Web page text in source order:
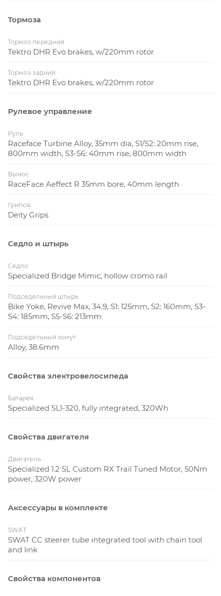
приложением Specialized App. Регулируйте уровень
воздуху гарантируют, что ваш велосипед будет
полностью интегрируется с приложением
Specialized App, предлагая персональные настройки
такие как Smart Control и Turbo System Lock.
Тормоза
Тормоз передний
Tektro DHR Evo brakes, w/220mm rotor
Тормоз задний
Tektro DHR Evo brakes, w/220mm rotor
Рулевое управление
Руль
Raceface Turbine Alloy, 35mm dia, S1/S2: 20mm rise,
800mm width, S3-S6: 40mm rise, 800mm width
Вынос
RaceFace Aeffect R 35mm bore, 40mm length
Грипсы
Deity Grips
Седло и штырь
Седло
Specialized Bridge Mimic, hollow cromo rail
Подседельный штырь
Bike Yoke, Revive Max, 34.9, S1: 125mm, S2: 160mm, S3-
S4: 185mm, S5-S6: 213mm
Подседельный хомут
Alloy, 38.6mm
Свойства электровелосипеда
Батарея
Specialized SL1-320, fully integrated, 320Wh
Свойства двигателя
Двигатель
Specialized 1.2 SL Custom RX Trail Tuned Motor, 50Nm
power, 320W power
Аксессуары в комплекте
SWAT
SWAT CC steerer tube integrated tool with chain tool
and link
Свойства компонентов